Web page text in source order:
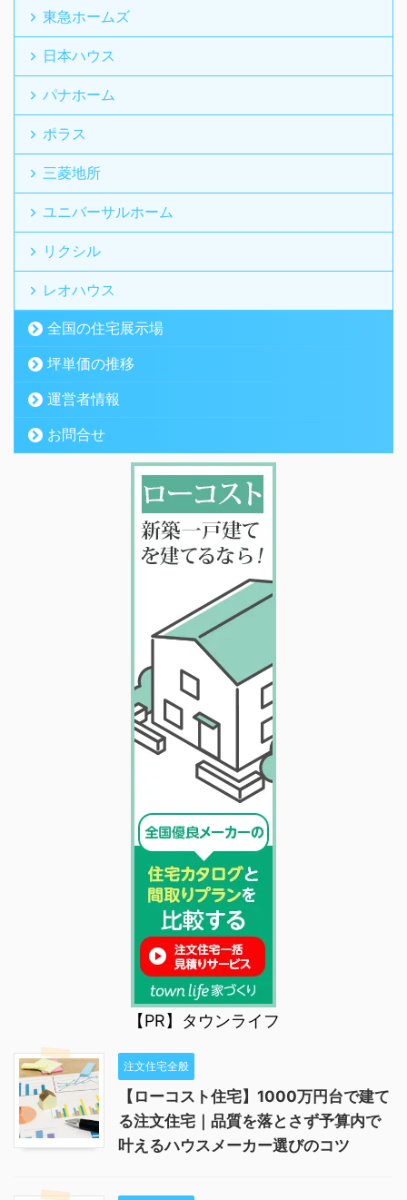
東急ホームズ
日本ハウス
パナホーム
ポラス
三菱地所
ユニバーサルホーム
リクシル
レオハウス
全国の住宅展示場
坪単価の推移
運営者情報
お問合せ
【PR】タウンライフ
注文住宅全般
【ローコスト住宅】1000万円台で建て
る注文住宅｜品質を落とさず予算内で
叶えるハウスメーカー選びのコツ